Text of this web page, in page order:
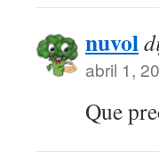
nuvol
abril 1,
Que